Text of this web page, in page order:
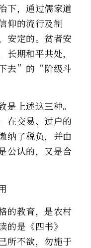
下，通过儒家道
仰的流行及制
安定的。贫者安
期和平共处，
去”的“阶级斗
上述这三种。
在交易、过户的
纳了税负，并由
公认的，又是合
的教育，是农村
的是《四书》
所不欲，勿施于